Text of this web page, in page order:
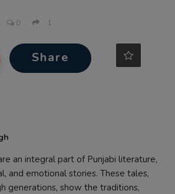
0 1
Share
an integral part of Punjabi literature,
and emotional stories. These tales,
generations, show the traditions,